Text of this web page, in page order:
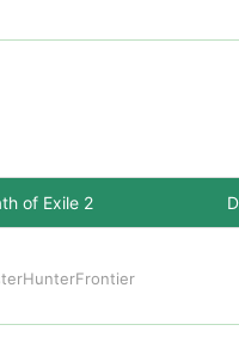
of Exile 2